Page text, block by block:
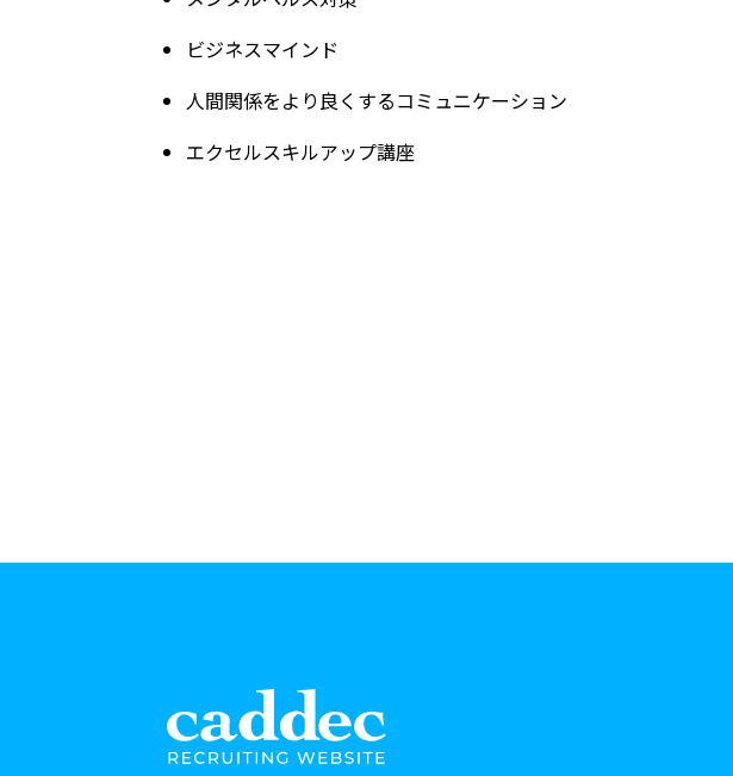
ビジネスマインド
人間関係をより良くするコミュニケーション
エクセルスキルアップ講座